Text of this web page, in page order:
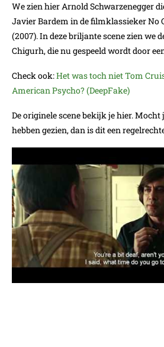
We zien hier Arnold Schwarzenegger
Javier Bardem in de filmklassieker No
(2007). In deze briljante scene zien we
Chigurh, die nu gespeeld wordt door
Check ook:Het was toch niet Tom
American Psycho? (DeepFake)
De originele scene bekijk je hier. Mocht
hebben gezien, dan is dit een